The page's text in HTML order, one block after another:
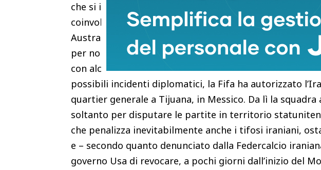
che si inserisce in un quadro già teso, aggravato anche
coinvolto la nazionale femminile iraniana durante la
Australia lo scorso marzo, quando diverse giocatrici
per non aver cantato l’inno nazionale da membri della
con alcune che chiesero asilo politico nel Paese. Per
possibili incidenti diplomatici, la Fifa ha autorizzato
quartier generale a Tijuana, in Messico. Da lì la
soltanto per disputare le partite in territorio
che penalizza inevitabilmente anche i tifosi iraniani,
e – secondo quanto denunciato dalla Federcalcio
governo Usa di revocare, a pochi giorni dall’inizio del